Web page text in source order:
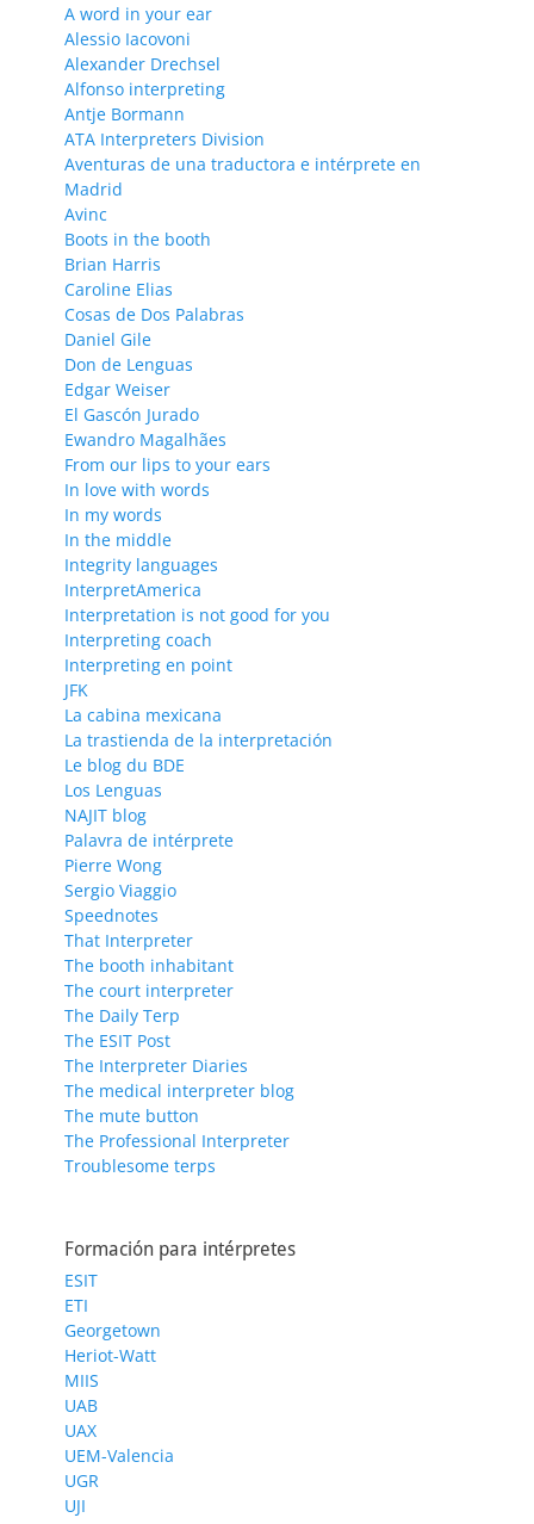
A word in your ear
Alessio Iacovoni
Alexander Drechsel
Alfonso interpreting
Antje Bormann
ATA Interpreters Division
Aventuras de una traductora e intérprete en
Madrid
Avinc
Boots in the booth
Brian Harris
Caroline Elias
Cosas de Dos Palabras
Daniel Gile
Don de Lenguas
Edgar Weiser
El Gascón Jurado
Ewandro Magalhães
From our lips to your ears
In love with words
In my words
In the middle
Integrity languages
InterpretAmerica
Interpretation is not good for you
Interpreting coach
Interpreting en point
JFK
La cabina mexicana
La trastienda de la interpretación
Le blog du BDE
Los Lenguas
NAJIT blog
Palavra de intérprete
Pierre Wong
Sergio Viaggio
Speednotes
That Interpreter
The booth inhabitant
The court interpreter
The Daily Terp
The ESIT Post
The Interpreter Diaries
The medical interpreter blog
The mute button
The Professional Interpreter
Troublesome terps
Formación para intérpretes
ESIT
ETI
Georgetown
Heriot-Watt
MIIS
UAB
UAX
UEM-Valencia
UGR
UJI